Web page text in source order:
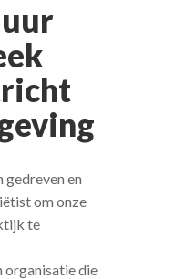
gedreven en
om onze
te
organisatie die